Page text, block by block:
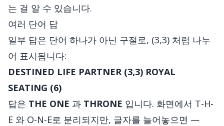
는 걸 알 수 있습니다.
여러 단어 답
일부 답은 단어 하나가 아닌 구절로, (3,3) 처럼 나누
어 표시됩니다:
DESTINED LIFE PARTNER (3,3) ROYAL
SEATING (6)
답은 THE ONE 과 THRONE 입니다. 화면에서 T-H-
E 와 O-N-E로 분리되지만, 글자를 늘어놓으면 —